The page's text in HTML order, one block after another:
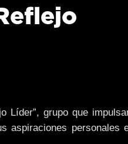
Líder”, grupo que
aspiraciones personales